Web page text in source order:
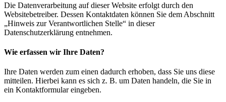
Die Datenverarbeitung auf dieser Website erfolgt durch den
Websitebetreiber. Dessen Kontaktdaten können Sie dem Abschnitt
„Hinweis zur Verantwortlichen Stelle“ in dieser
Datenschutzerklärung entnehmen.
Wie erfassen wir Ihre Daten?
Ihre Daten werden zum einen dadurch erhoben, dass Sie uns diese
mitteilen. Hierbei kann es sich z. B. um Daten handeln, die Sie in
ein Kontaktformular eingeben.